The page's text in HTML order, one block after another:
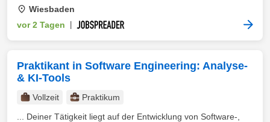
Wiesbaden
vor 2 Tagen
Praktikant in Software Engineering: Analyse-
& KI-Tools
Vollzeit
Praktikum
... Deiner Tätigkeit liegt auf der Entwicklung von Software‑,